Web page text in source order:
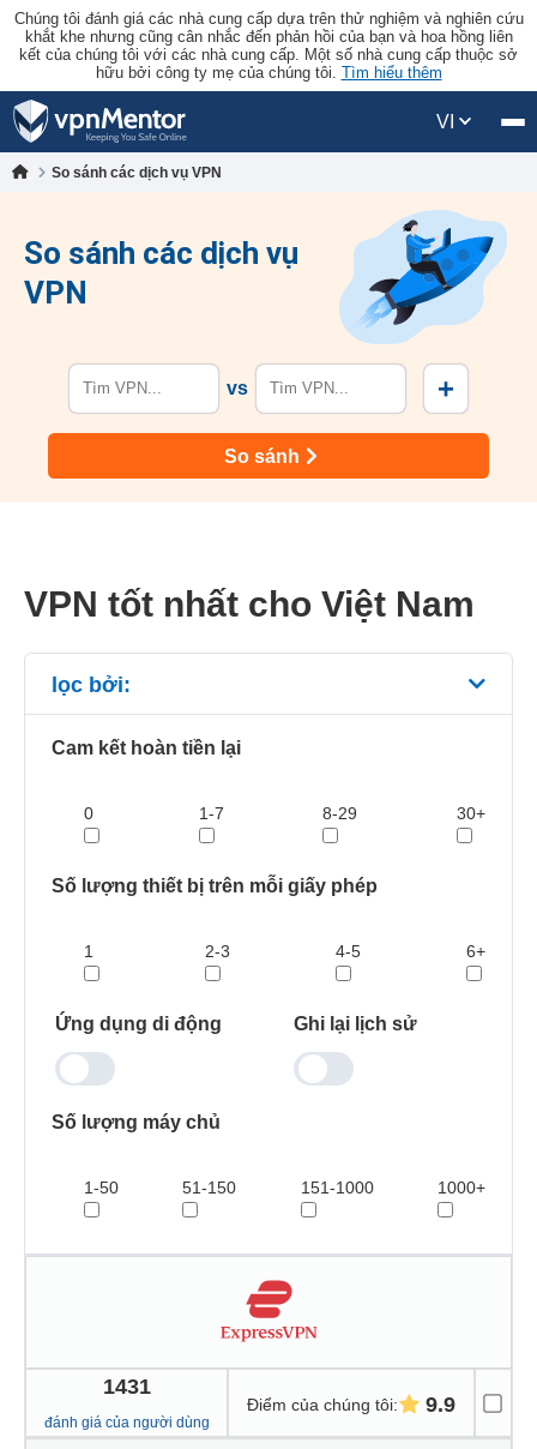
Chúng tôi đánh giá các nhà cung cấp dựa trên thử nghiệm và nghiên cứu
khắt khe nhưng cũng cân nhắc đến phản hồi của bạn và hoa hồng liên
kết của chúng tôi với các nhà cung cấp. Một số nhà cung cấp thuộc sở
hữu bởi công ty mẹ của chúng tôi. Tìm hiểu thêm
VI
So sánh các dịch vụ VPN
So sánh các dịch vụ
VPN
vs +
So sánh
VPN tốt nhất cho Việt Nam
lọc bởi:
Cam kết hoàn tiền lại
0 1-7 8-29 30+
Số lượng thiết bị trên mỗi giấy phép
1 2-3 4-5 6+
Ứng dụng di động Ghi lại lịch sử
Số lượng máy chủ
1-50 51-150 151-1000 1000+
1431
đánh giá của người dùng
Điểm của chúng tôi: 9.9